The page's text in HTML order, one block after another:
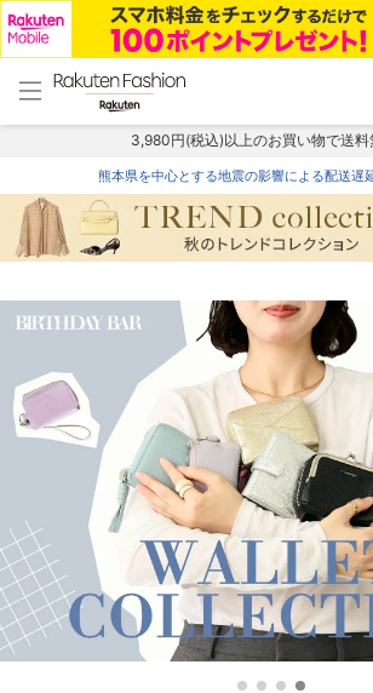
menu home
トップ
3,980円(税込)以上のお買い物で送料
熊本県を中心とする地震の影響による配送遅